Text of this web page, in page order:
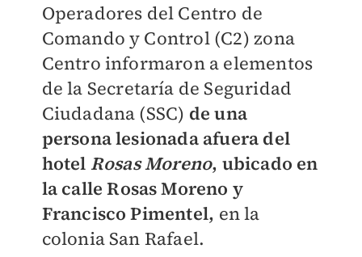
Operadores del Centro de
Comando y Control (C2) zona
Centro informaron a elementos
de la Secretaría de Seguridad
Ciudadana (SSC) de una
persona lesionada afuera del
hotel Rosas Moreno, ubicado en
la calle Rosas Moreno y
Francisco Pimentel, en la
colonia San Rafael.